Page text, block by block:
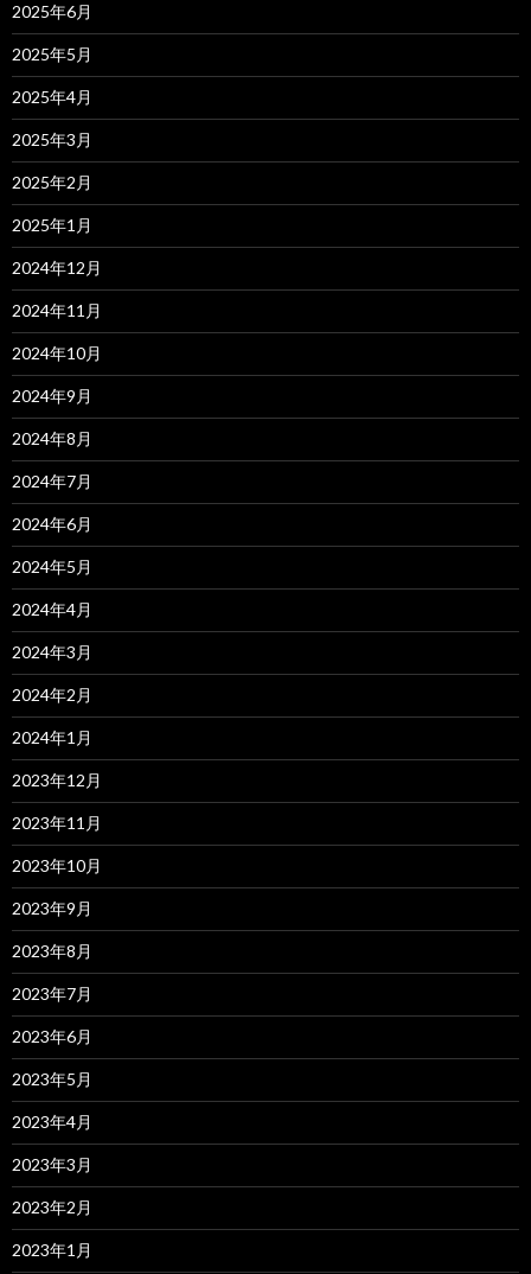
2025年6月
2025年5月
2025年4月
2025年3月
2025年2月
2025年1月
2024年12月
2024年11月
2024年10月
2024年9月
2024年8月
2024年7月
2024年6月
2024年5月
2024年4月
2024年3月
2024年2月
2024年1月
2023年12月
2023年11月
2023年10月
2023年9月
2023年8月
2023年7月
2023年6月
2023年5月
2023年4月
2023年3月
2023年2月
2023年1月